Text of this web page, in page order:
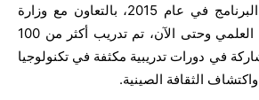
في تونس، تم إطلاق البرنامج في عام 2015، بالتعاون مع وزارة
التعليم العالي والبحث العلمي وحتى الآن، تم تدريب أكثر من 100
في دورات تدريبية مكثفة في تكنولوجيا
الثقافة الصينية.